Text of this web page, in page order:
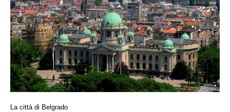
La città di Belgrado